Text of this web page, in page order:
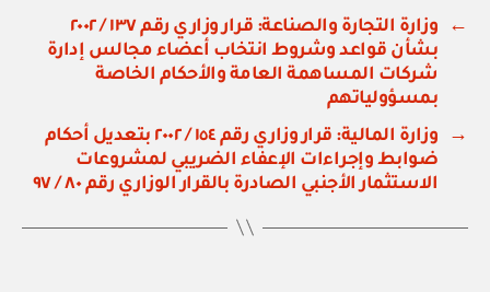
←
وزارة التجارة والصناعة: قرار وزاري رقم ١٣٧ / ٢٠٠٢
بشأن قواعد وشروط انتخاب أعضاء مجالس إدارة
شركات المساهمة العامة والأحكام الخاصة
بمسؤولياتهم
→
وزارة المالية: قرار وزاري رقم ١٥٤ / ٢٠٠٢ بتعديل أحكام
ضوابط وإجراءات الإعفاء الضريبي لمشروعات
الاستثمار الأجنبي الصادرة بالقرار الوزاري رقم ٨٠ / ٩٧